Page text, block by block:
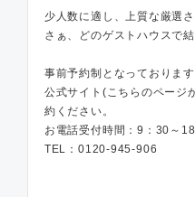
少人数に適し、上質な厳選さ
さぁ、どのゲストハウスで
事前予約制となっております
公式サイト(こちらのページ
約ください。
お電話受付時間：9：30～
TEL：0120-945-906